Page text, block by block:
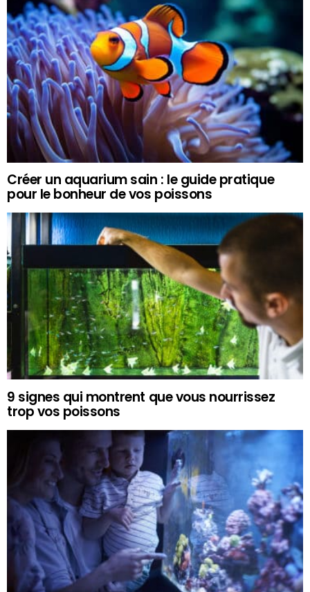
Créer un aquarium sain : le guide pratique
pour le bonheur de vos poissons
9 signes qui montrent que vous nourrissez
trop vos poissons